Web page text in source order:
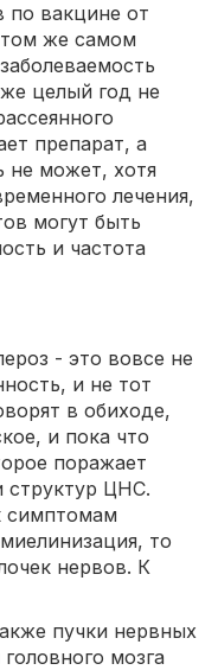
по вакцине от
том же самом
целый год не
препарат, а
не может, хотя
лечения,
могут быть
и частота
- это вовсе не
и не тот
в обиходе,
и пока что
поражает
структур ЦНС.
симптомам
то
нервов. К
пучки нервных
мозга